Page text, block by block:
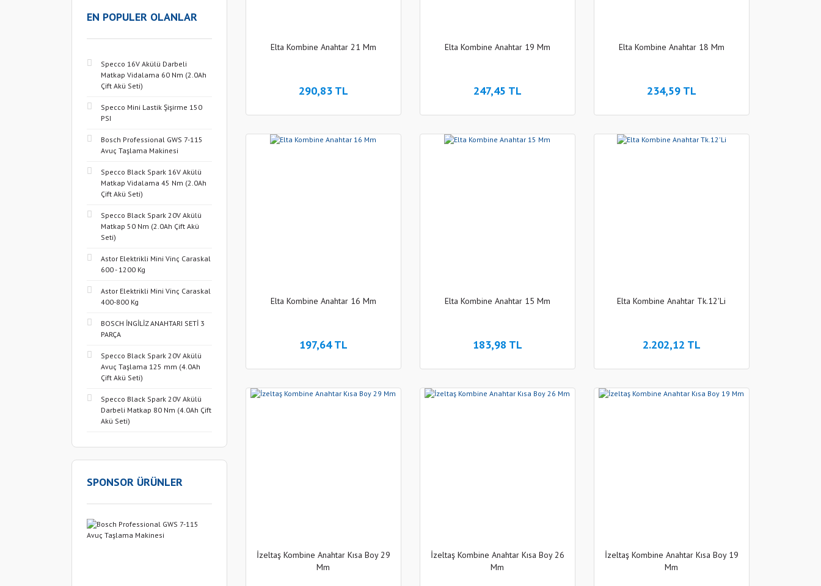
EN POPULER OLANLAR
Specco 16V Akülü Darbeli
Matkap Vidalama 60 Nm (2.0Ah
Çift Akü Seti)
Specco Mini Lastik Şişirme 150
PSI
Bosch Professional GWS 7-115
Avuç Taşlama Makinesi
Specco Black Spark 16V Akülü
Matkap Vidalama 45 Nm (2.0Ah
Çift Akü Seti)
Specco Black Spark 20V Akülü
Matkap 50 Nm (2.0Ah Çift Akü
Seti)
Astor Elektrikli Mini Vinç Caraskal
600 - 1200 Kg
Astor Elektrikli Mini Vinç Caraskal
400-800 Kg
BOSCH İNGİLİZ ANAHTARI SETİ 3
PARÇA
Specco Black Spark 20V Akülü
Avuç Taşlama 125 mm (4.0Ah
Çift Akü Seti)
Specco Black Spark 20V Akülü
Darbeli Matkap 80 Nm (4.0Ah Çift
Akü Seti)
SPONSOR ÜRÜNLER
Elta Kombine Anahtar 21 Mm
290,83 TL
Elta Kombine Anahtar 19 Mm
247,45 TL
Elta Kombine Anahtar 18 Mm
234,59 TL
Elta Kombine Anahtar 16 Mm
197,64 TL
Elta Kombine Anahtar 15 Mm
183,98 TL
Elta Kombine Anahtar Tk.12'Li
2.202,12 TL
İzeltaş Kombine Anahtar Kısa Boy 29
Mm
İzeltaş Kombine Anahtar Kısa Boy 26
Mm
İzeltaş Kombine Anahtar Kısa Boy 19
Mm